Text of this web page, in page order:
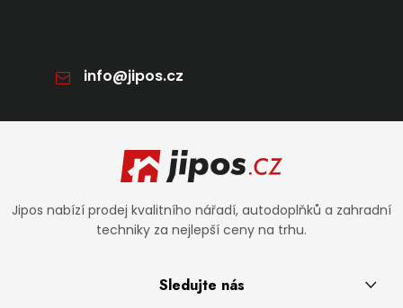
info@jipos.cz
Zápatí
Jipos nabízí prodej kvalitního nářadí, autodoplňků a zahradní
techniky za nejlepší ceny na trhu.
Sledujte nás